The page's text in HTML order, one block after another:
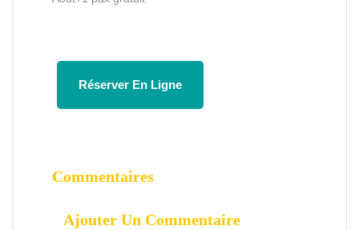
Réserver En Ligne
Commentaires
Ajouter Un Commentaire